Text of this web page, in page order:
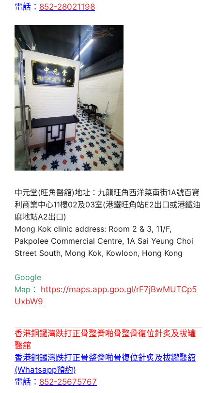
電話： 852-28021198
中元堂(旺角醫舘)地址：九龍旺角西洋菜南街1A號百寶
利商業中心11樓02及03室(港鐵旺角站E2出口或港鐵油
麻地站A2出口)
Mong Kok clinic address: Room 2 & 3, 11/F,
Pakpolee Commercial Centre, 1A Sai Yeung Choi
Street South, Mong Kok, Kowloon, Hong Kong
Google
Map： https://maps.app.goo.gl/rF7jBwMUTCp5
UxbW9
香港銅鑼灣跌打正骨整脊啪骨整骨復位針炙及拔罐
醫舘
香港銅鑼灣跌打正骨整脊啪骨復位針炙及拔罐醫舘
(Whatsapp預約)
電話： 852-25675767